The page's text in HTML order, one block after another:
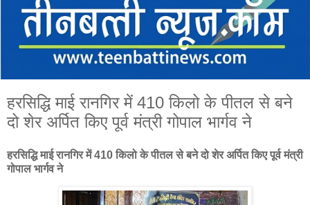
हरसिद्धि माई रानगिर में 410 किलो के पीतल से बने
दो शेर अर्पित किए पूर्व मंत्री गोपाल भार्गव ने
हरसिद्धि माई रानगिर में 410 किलो के पीतल से बने दो शेर अर्पित किए पूर्व मंत्री
गोपाल भार्गव ने